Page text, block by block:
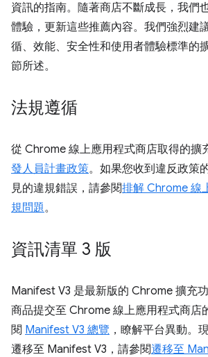
資訊的指南。隨著商店不斷成長，我們
體驗，更新這些推薦內容。我們強烈建
循、效能、安全性和使用者體驗標準的
節所述。
法規遵循
從 Chrome 線上應用程式商店取得的擴
發人員計畫政策。如果您收到違反政策
見的違規錯誤，請參閱排解 Chrome 線
規問題。
資訊清單 3 版
Manifest V3 是最新版的 Chrome 擴充
商品提交至 Chrome 線上應用程式商店
閱 Manifest V3 總覽 ，瞭解平台異動。
遷移至 Manifest V3，請參閱遷移至